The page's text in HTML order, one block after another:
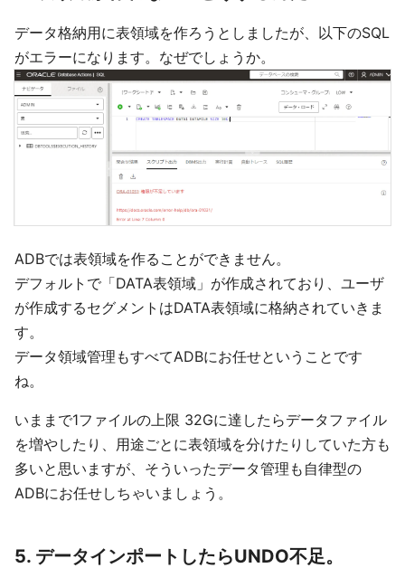
データ格納用に表領域を作ろうとしましたが、以下のSQL
がエラーになります。なぜでしょうか。
ADBでは表領域を作ることができません。
デフォルトで「DATA表領域」が作成されており、ユーザ
が作成するセグメントはDATA表領域に格納されていきま
す。
データ領域管理もすべてADBにお任せということです
ね。
いままで1ファイルの上限 32Gに達したらデータファイル
を増やしたり、用途ごとに表領域を分けたりしていた方も
多いと思いますが、そういったデータ管理も自律型の
ADBにお任せしちゃいましょう。
5. データインポートしたらUNDO不足。